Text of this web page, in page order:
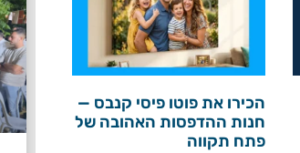
הכירו את פוטו פיסי קנבס —
חנות ההדפסות האהובה של
פתח תקווה